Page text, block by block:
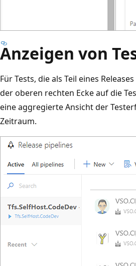
Anzeigen von
Für Tests, die als Teil eines
der oberen rechten Ecke auf die
eine aggregierte Ansicht der
Zeitraum.